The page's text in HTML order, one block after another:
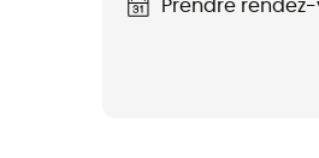
Prendre